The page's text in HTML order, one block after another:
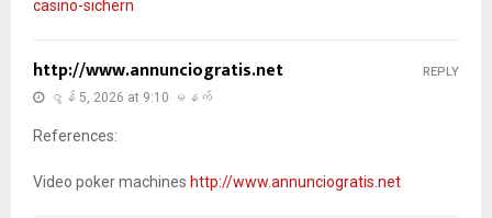
casino-sichern
http://www.annunciogratis.net
ဇွန် 5, 2026 at 9:10 မနက်
References:
Video poker machines http://www.annunciogratis.net
REPLY